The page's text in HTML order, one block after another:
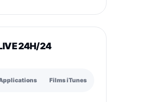
24H/24
Films iTunes